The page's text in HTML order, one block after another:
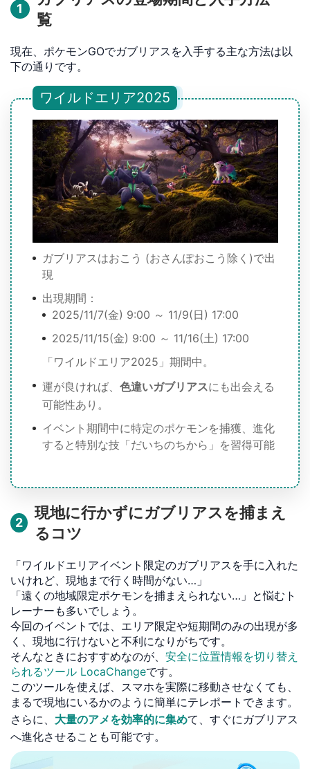
1
覧
現在、ポケモンGOでガブリアスを入手する主な方法は以
下の通りです。
ワイルドエリア2025
ガブリアスはおこう (おさんぽおこう除く)で出
現
出現期間：
2025/11/7(金) 9:00 ～ 11/9(日) 17:00
2025/11/15(金) 9:00 ～ 11/16(土) 17:00
「ワイルドエリア2025」期間中。
運が良ければ、 色違いガブリアスにも出会える
可能性あり。
イベント期間中に特定のポケモンを捕獲、進化
すると特別な技「だいちのちから」を習得可能
2
現地に行かずにガブリアスを捕まえ
るコツ
「ワイルドエリアイベント限定のガブリアスを手に入れた
いけれど、現地まで行く時間がない…」
「遠くの地域限定ポケモンを捕まえられない…」と悩むト
レーナーも多いでしょう。
今回のイベントでは、エリア限定や短期間のみの出現が多
く、現地に行けないと不利になりがちです。
そんなときにおすすめなのが、 安全に位置情報を切り替え
られるツール LocaChangeです。
このツールを使えば、スマホを実際に移動させなくても、
まるで現地にいるかのように簡単にテレポートできます。
さらに、 大量のアメを効率的に集めて、すぐにガブリアス
へ進化させることも可能です。